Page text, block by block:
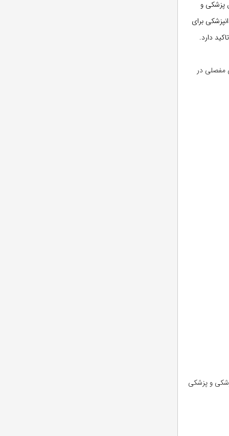
را با محتوای به روز شده که توسط 80 متخصص پزشکی و
برای
دارد.
مفصلی در
و پزشکی